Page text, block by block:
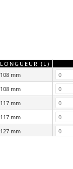
LONGUEUR (L)
108 mm
108 mm
117 mm
117 mm
127 mm